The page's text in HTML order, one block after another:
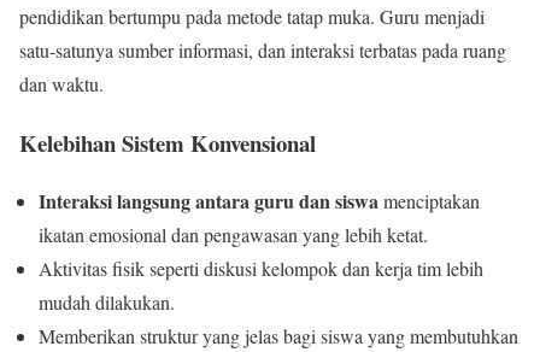
pendidikan bertumpu pada metode tatap muka. Guru menjadi
satu-satunya sumber informasi, dan interaksi terbatas pada ruang
dan waktu.
Kelebihan Sistem Konvensional
Interaksi langsung antara guru dan siswamenciptakan
ikatan emosional dan pengawasan yang lebih ketat.
Aktivitas fisik seperti diskusi kelompok dan kerja tim lebih
mudah dilakukan.
Memberikan struktur yang jelas bagi siswa yang membutuhkan